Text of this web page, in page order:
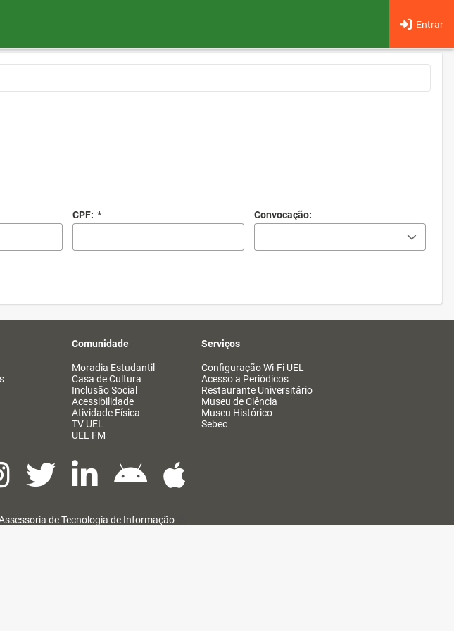
Entrar
CPF: * Convocação:
Comunidade
Moradia Estudantil
Casa de Cultura
Inclusão Social
Acessibilidade
Atividade Física
TV UEL
UEL FM
Serviços
Configuração Wi-Fi UEL
Acesso a Periódicos
Restaurante Universitário
Museu de Ciência
Museu Histórico
Sebec
de Tecnologia de Informação